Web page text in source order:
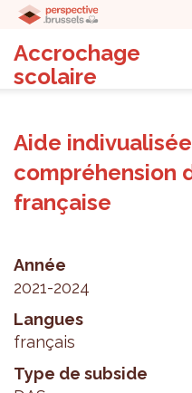
Accrochage
scolaire
Aide
compréhension
française
Année
2021-2024
Langues
français
Type de subside